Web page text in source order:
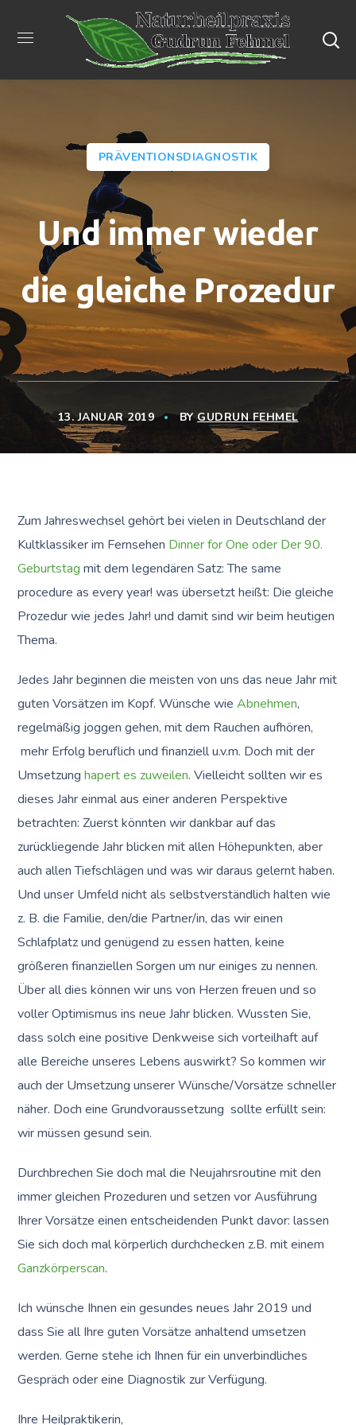
PRÄVENTIONSDIAGNOSTIK
Und immer wieder
die gleiche Prozedur
13. JANUAR 2019 BYGUDRUN FEHMEL
Zum Jahreswechsel gehört bei vielen in Deutschland der
Kultklassiker im Fernsehen Dinner for One oder Der 90.
Geburtstag mit dem legendären Satz: The same
procedure as every year! was übersetzt heißt: Die gleiche
Prozedur wie jedes Jahr! und damit sind wir beim heutigen
Thema.
Jedes Jahr beginnen die meisten von uns das neue Jahr mit
guten Vorsätzen im Kopf. Wünsche wieAbnehmen,
regelmäßig joggen gehen, mit dem Rauchen aufhören,
mehr Erfolg beruflich und finanziell u.v.m. Doch mit der
Umsetzunghapert es zuweilen. Vielleicht sollten wir es
dieses Jahr einmal aus einer anderen Perspektive
betrachten: Zuerst könnten wir dankbar auf das
zurückliegende Jahr blicken mit allen Höhepunkten, aber
auch allen Tiefschlägen und was wir daraus gelernt haben.
Und unser Umfeld nicht als selbstverständlich halten wie
z. B. die Familie, den/die Partner/in, das wir einen
Schlafplatz und genügend zu essen hatten, keine
größeren finanziellen Sorgen um nur einiges zu nennen.
Über all dies können wir uns von Herzen freuen und so
voller Optimismus ins neue Jahr blicken. Wussten Sie,
dass solch eine positive Denkweise sich vorteilhaft auf
alle Bereiche unseres Lebens auswirkt? So kommen wir
auch der Umsetzung unserer Wünsche/Vorsätze schneller
näher. Doch eine Grundvoraussetzung sollte erfüllt sein:
wir müssen gesund sein.
Durchbrechen Sie doch mal die Neujahrsroutine mit den
immer gleichen Prozeduren und setzen vor Ausführung
Ihrer Vorsätze einen entscheidenden Punkt davor: lassen
Sie sich doch mal körperlich durchchecken z.B. mit einem
Ganzkörperscan.
Ich wünsche Ihnen ein gesundes neues Jahr 2019 und
dass Sie all Ihre guten Vorsätze anhaltend umsetzen
werden. Gerne stehe ich Ihnen für ein unverbindliches
Gespräch oder eine Diagnostik zur Verfügung.
Ihre Heilpraktikerin,